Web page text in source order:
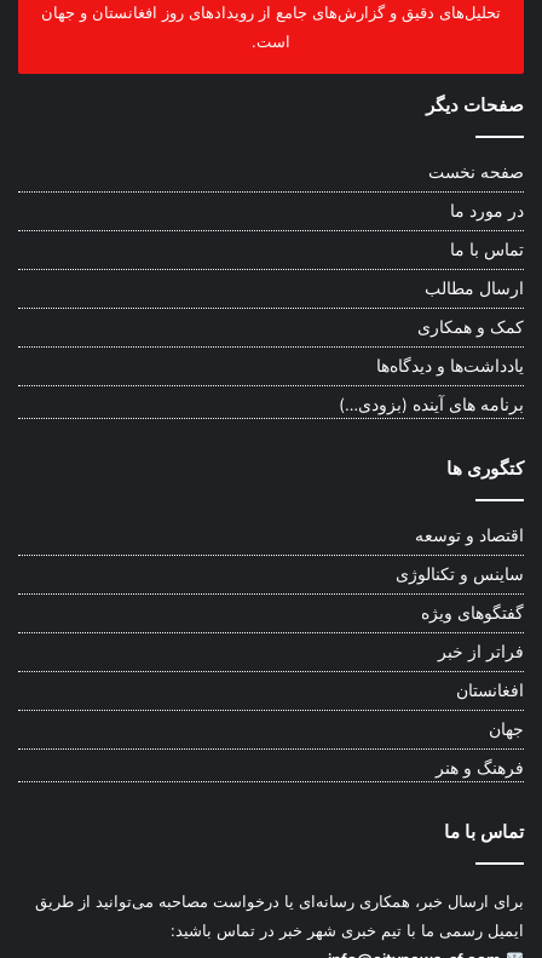
تحلیل‌های دقیق و گزارش‌های جامع از رویدادهای روز افغانستان و جهان
است.
صفحات دیگر
صفحه نخست
در مورد ما
تماس با ما
ارسال مطالب
کمک و همکاری
یادداشت‌ها و دیدگاه‌ها
برنامه های آینده (بزودی…)
کتگوری ها
اقتصاد و توسعه
ساینس و تکنالوژی
گفتگوهای ویژه
فراتر از خبر
افغانستان
جهان
فرهنگ و هنر
تماس با ما
برای ارسال خبر، همکاری رسانه‌ای یا درخواست مصاحبه می‌توانید از طریق
ایمیل رسمی ما با تیم خبری شهر خبر در تماس باشید: